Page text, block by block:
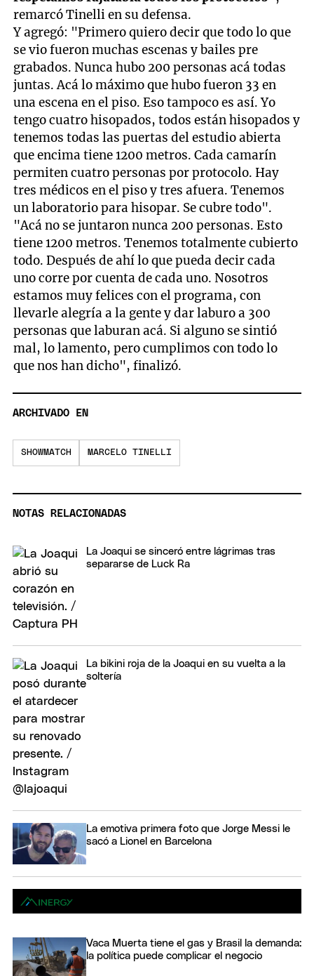
remarcó Tinelli en su defensa.
Y agregó: "Primero quiero decir que todo lo que
se vio fueron muchas escenas y bailes pre
grabados. Nunca hubo 200 personas acá todas
juntas. Acá lo máximo que hubo fueron 33 en
una escena en el piso. Eso tampoco es así. Yo
tengo cuatro hisopados, todos están hisopados y
tenemos todas las puertas del estudio abierta
que encima tiene 1200 metros. Cada camarín
permiten cuatro personas por protocolo. Hay
tres médicos en el piso y tres afuera. Tenemos
un laboratorio para hisopar. Se cubre todo".
"Acá no se juntaron nunca 200 personas. Esto
tiene 1200 metros. Tenemos totalmente cubierto
todo. Después de ahí lo que pueda decir cada
uno corre por cuenta de cada uno. Nosotros
estamos muy felices con el programa, con
llevarle alegría a la gente y dar laburo a 300
personas que laburan acá. Si alguno se sintió
mal, lo lamento, pero cumplimos con todo lo
que nos han dicho", finalizó.
ARCHIVADO EN
SHOWMATCH MARCELO TINELLI
NOTAS RELACIONADAS
La Joaqui se sinceró entre lágrimas tras
separarse de Luck Ra
La bikini roja de la Joaqui en su vuelta a la
soltería
La emotiva primera foto que Jorge Messi le
sacó a Lionel en Barcelona
Vaca Muerta tiene el gas y Brasil la demanda:
la política puede complicar el negocio